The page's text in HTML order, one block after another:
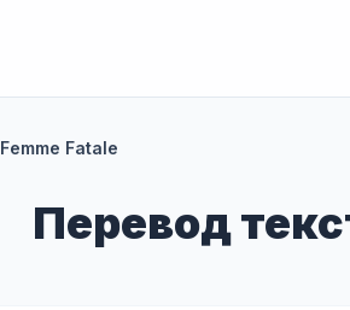
Femme Fatale
Перевод